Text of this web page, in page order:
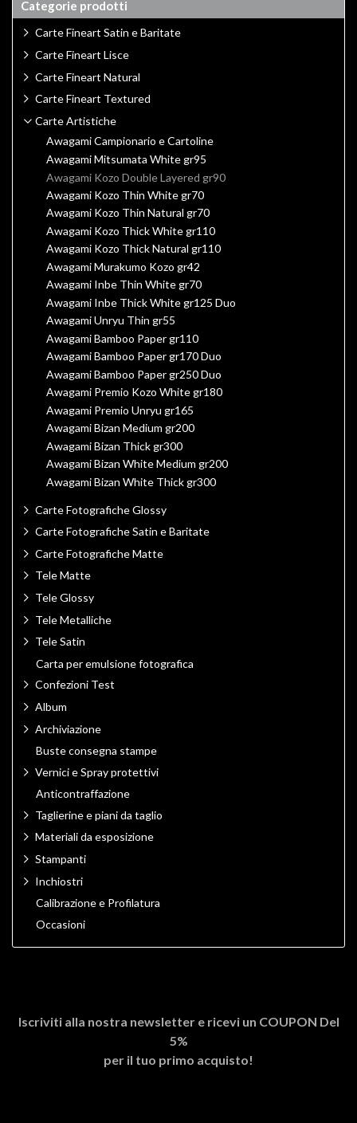
Categorie prodotti
Carte Fineart Satin e Baritate
Carte Fineart Lisce
Carte Fineart Natural
Carte Fineart Textured
Carte Artistiche
Awagami Campionario e Cartoline
Awagami Mitsumata White gr95
Awagami Kozo Double Layered gr90
Awagami Kozo Thin White gr70
Awagami Kozo Thin Natural gr70
Awagami Kozo Thick White gr110
Awagami Kozo Thick Natural gr110
Awagami Murakumo Kozo gr42
Awagami Inbe Thin White gr70
Awagami Inbe Thick White gr125 Duo
Awagami Unryu Thin gr55
Awagami Bamboo Paper gr110
Awagami Bamboo Paper gr170 Duo
Awagami Bamboo Paper gr250 Duo
Awagami Premio Kozo White gr180
Awagami Premio Unryu gr165
Awagami Bizan Medium gr200
Awagami Bizan Thick gr300
Awagami Bizan White Medium gr200
Awagami Bizan White Thick gr300
Carte Fotografiche Glossy
Carte Fotografiche Satin e Baritate
Carte Fotografiche Matte
Tele Matte
Tele Glossy
Tele Metalliche
Tele Satin
Carta per emulsione fotografica
Confezioni Test
Album
Archiviazione
Buste consegna stampe
Vernici e Spray protettivi
Anticontraffazione
Taglierine e piani da taglio
Materiali da esposizione
Stampanti
Inchiostri
Calibrazione e Profilatura
Occasioni
Iscriviti alla nostra newsletter e ricevi un COUPON Del
5%
per il tuo primo acquisto!